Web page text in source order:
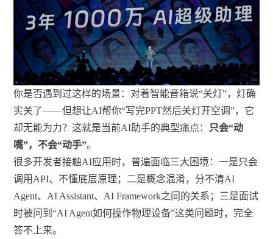
你是否遇到过这样的场景：对着智能音箱说“关灯”，灯确
实关了——但想让AI帮你“写完PPT然后关灯开空调”，它
却无能为力？这就是当前AI助手的典型痛点： 只会“动
嘴”，不会“动手”。
很多开发者接触AI应用时，普遍面临三大困境：一是只会
调用API、不懂底层原理；二是概念混淆，分不清AI
Agent、AI Assistant、AI Framework之间的关系；三是面试
时被问到“AI Agent如何操作物理设备”这类问题时，完全
答不上来。